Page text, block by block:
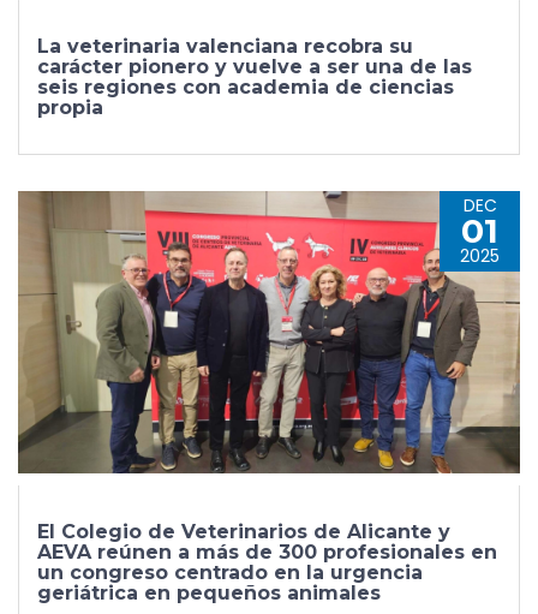
La veterinaria valenciana recobra su
carácter pionero y vuelve a ser una de las
seis regiones con academia de ciencias
propia
DEC
01
2025
El Colegio de Veterinarios de Alicante y
AEVA reúnen a más de 300 profesionales en
un congreso centrado en la urgencia
geriátrica en pequeños animales